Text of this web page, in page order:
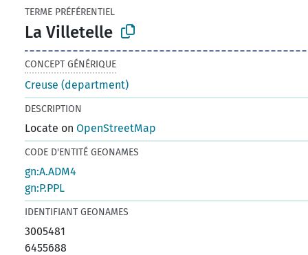
TERME PRÉFÉRENTIEL
La Villetelle
CONCEPT GÉNÉRIQUE
Creuse (department)
DESCRIPTION
Locate onOpenStreetMap
CODE D'ENTITÉ GEONAMES
gn:A.ADM4
gn:P.PPL
IDENTIFIANT GEONAMES
3005481
6455688